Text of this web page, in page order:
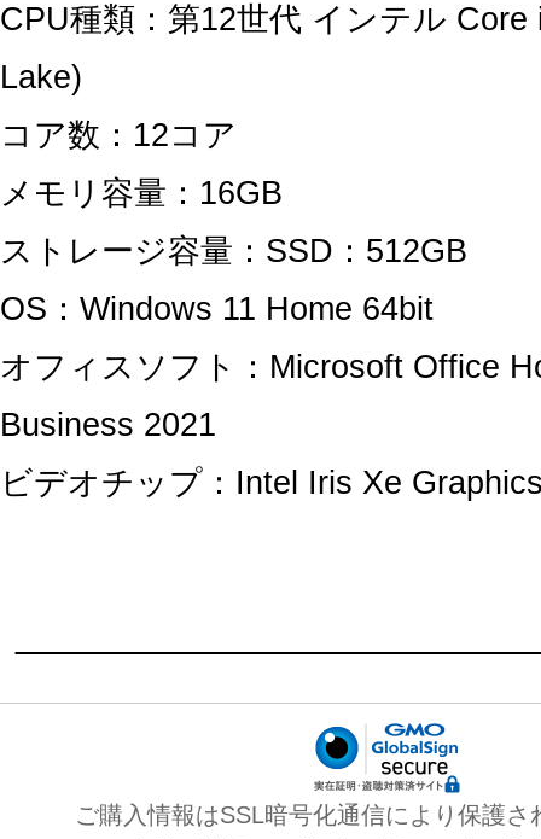
CPU種類：第12世代 インテル Core
Lake)
コア数：12コア
メモリ容量：16GB
ストレージ容量：SSD：512GB
OS：Windows 11 Home 64bit
オフィスソフト：Microsoft Office
Business 2021
ビデオチップ：Intel Iris Xe
ご購入情報はSSL暗号化通信により保護さ